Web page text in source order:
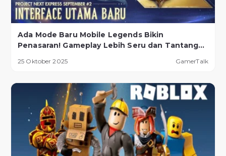
Ada Mode Baru Mobile Legends Bikin
Penasaran! Gameplay Lebih Seru dan Tantangan
25 Oktober 2025 GamerTalk